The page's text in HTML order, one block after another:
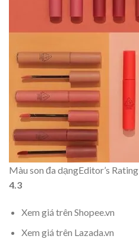
Màu son đa dạngEditor’s Rating
4.3
Xem giá trên Shopee.vn
Xem giá trên Lazada.vn